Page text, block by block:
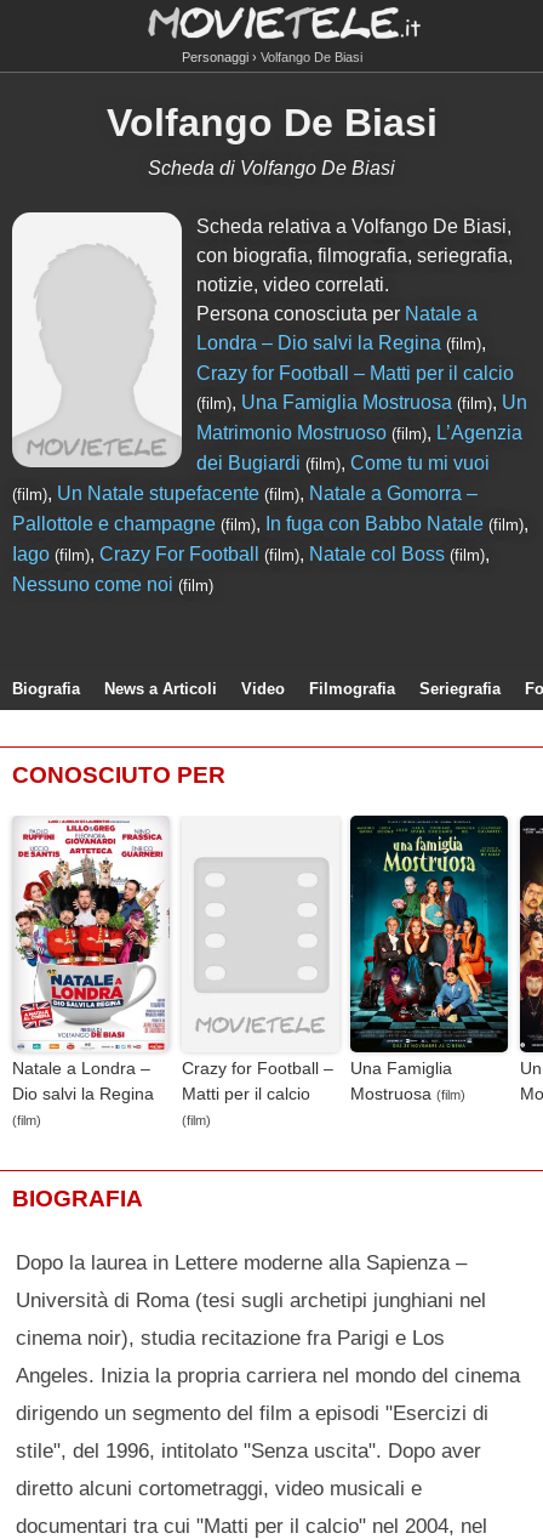
Personaggi Volfango De Biasi
Volfango De Biasi
Scheda di Volfango De Biasi
Scheda relativa a Volfango De Biasi,
con biografia, filmografia, seriegrafia,
notizie, video correlati.
Persona conosciuta per Natale a
Londra – Dio salvi la Regina (film),
Crazy for Football – Matti per il calcio
(film), Una Famiglia Mostruosa (film), Un
Matrimonio Mostruoso (film), L’Agenzia
dei Bugiardi (film),Come tu mi vuoi
(film), Un Natale stupefacente (film), Natale a Gomorra –
Pallottole e champagne (film), In fuga con Babbo Natale (film),
Iago (film), Crazy For Football (film), Natale col Boss (film),
Nessuno come noi (film)
Biografia News a Articoli Video Filmografia Seriegrafia
CONOSCIUTO PER
Natale a Londra –
Dio salvi la Regina
(film)
Crazy for Football –
Matti per il calcio
(film)
Una Famiglia
Mostruosa (film)
BIOGRAFIA
Dopo la laurea in Lettere moderne alla Sapienza –
Università di Roma (tesi sugli archetipi junghiani nel
cinema noir), studia recitazione fra Parigi e Los
Angeles. Inizia la propria carriera nel mondo del cinema
dirigendo un segmento del film a episodi "Esercizi di
stile", del 1996, intitolato "Senza uscita". Dopo aver
diretto alcuni cortometraggi, video musicali e
documentari tra cui "Matti per il calcio" nel 2004, nel